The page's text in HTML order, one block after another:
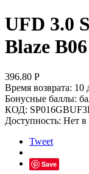
UFD 3.0
Blaze
396.80 Р
Время возврата: 10
Бонусные баллы:
КОД:
Доступность: Нет в
Tweet
Save